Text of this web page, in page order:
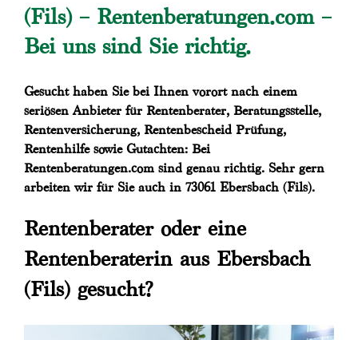
(Fils) – Rentenberatungen.com –
Bei uns sind Sie richtig.
Gesucht haben Sie bei Ihnen vorort nach einem
seriösen Anbieter für Rentenberater, Beratungsstelle,
Rentenversicherung, Rentenbescheid Prüfung,
Rentenhilfe sowie Gutachten: Bei
Rentenberatungen.com sind genau richtig. Sehr gern
arbeiten wir für Sie auch in 73061 Ebersbach (Fils).
Rentenberater oder eine
Rentenberaterin aus Ebersbach
(Fils) gesucht?